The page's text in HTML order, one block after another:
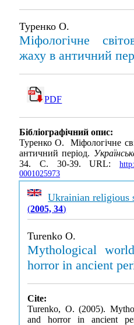
Туренко О.
Міфологічне
жаху в античний
PDF
Бібліографічний опис:
Туренко О. Міфологічне
античний період.
34. С. 30-39. URL:
0001025973
Ukrainian religious
(2005, 34)
Turenko O.
Mythological
horror in ancient
Cite:
Turenko, O. (2005).
and horror in ancient